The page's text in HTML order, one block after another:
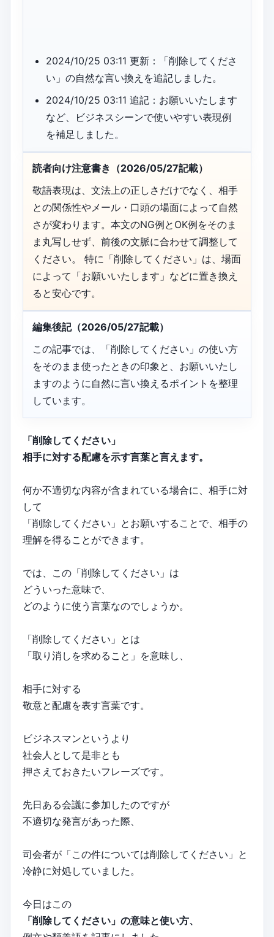
2024/10/25 03:11 更新：「削除してくださ
い」の自然な言い換えを追記しました。
2024/10/25 03:11 追記：お願いいたします
など、ビジネスシーンで使いやすい表現例
を補足しました。
読者向け注意書き（2026/05/27記載）
敬語表現は、文法上の正しさだけでなく、相手
との関係性やメール・口頭の場面によって自然
さが変わります。本文のNG例とOK例をそのま
ま丸写しせず、前後の文脈に合わせて調整して
ください。 特に「削除してください」は、場面
によって「お願いいたします」などに置き換え
ると安心です。
編集後記（2026/05/27記載）
この記事では、「削除してください」の使い方
をそのまま使ったときの印象と、お願いいたし
ますのように自然に言い換えるポイントを整理
しています。
「削除してください」
相手に対する配慮を示す言葉と言えます。
何か不適切な内容が含まれている場合に、相手に対
して
「削除してください」とお願いすることで、相手の
理解を得ることができます。
では、この「削除してください」は
どういった意味で、
どのように使う言葉なのでしょうか。
「削除してください」とは
「取り消しを求めること」を意味し、
相手に対する
敬意と配慮を表す言葉です。
ビジネスマンというより
社会人として是非とも
押さえておきたいフレーズです。
先日ある会議に参加したのですが
不適切な発言があった際、
司会者が「この件については削除してください」と
冷静に対処していました。
今日はこの
「削除してください」の意味と使い方、